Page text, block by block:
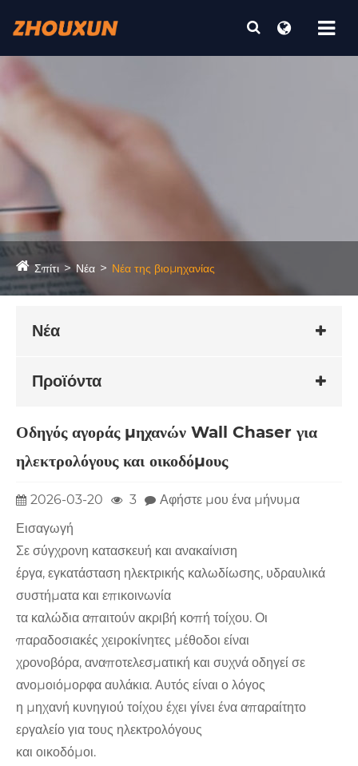
Σπίτι Νέα Νέα της βιομηχανίας
Νέα
Προϊόντα
Οδηγός αγοράς μηχανών Wall Chaser για
ηλεκτρολόγους και οικοδόμους
2026-03-20 3
Αφήστε μου ένα μήνυμα
Εισαγωγή
Σε σύγχρονη κατασκευή και ανακαίνιση
έργα, εγκατάσταση ηλεκτρικής καλωδίωσης, υδραυλικά
συστήματα και επικοινωνία
τα καλώδια απαιτούν ακριβή κοπή τοίχου. Οι
παραδοσιακές χειροκίνητες μέθοδοι είναι
χρονοβόρα, αναποτελεσματική και συχνά οδηγεί σε
ανομοιόμορφα αυλάκια. Αυτός είναι ο λόγος
η μηχανή κυνηγιού τοίχου έχει γίνει ένα απαραίτητο
εργαλείο για τους ηλεκτρολόγους
και οικοδόμοι.